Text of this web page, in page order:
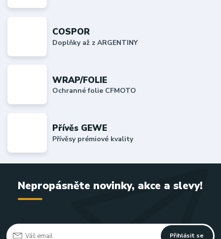
COSPOR
Doplňky až z ARGENTINY
WRAP/FOLIE
Ochranné folie CFMOTO
Přívěs GEWE
Přívěsy prémiové kvality
Nepropásněte novinky, akce a slevy!
Přihlásit se